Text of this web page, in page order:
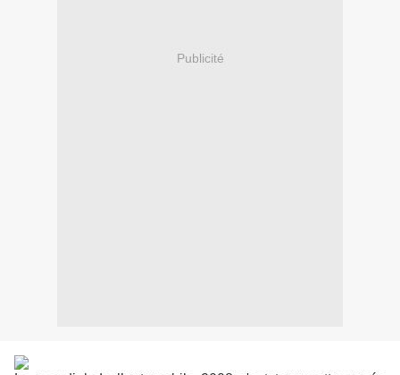
Publicité